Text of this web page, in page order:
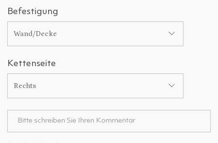
Befestigung
Wand/Decke
Kettenseite
Rechts